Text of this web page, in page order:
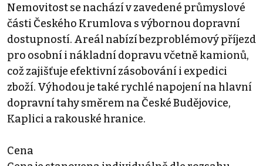
Nemovitost se nachází v zavedené průmyslové
části Českého Krumlova s výbornou dopravní
dostupností. Areál nabízí bezproblémový příjezd
pro osobní i nákladní dopravu včetně kamionů,
což zajišťuje efektivní zásobování i expedici
zboží. Výhodou je také rychlé napojení na hlavní
dopravní tahy směrem na České Budějovice,
Kaplici a rakouské hranice.
Cena